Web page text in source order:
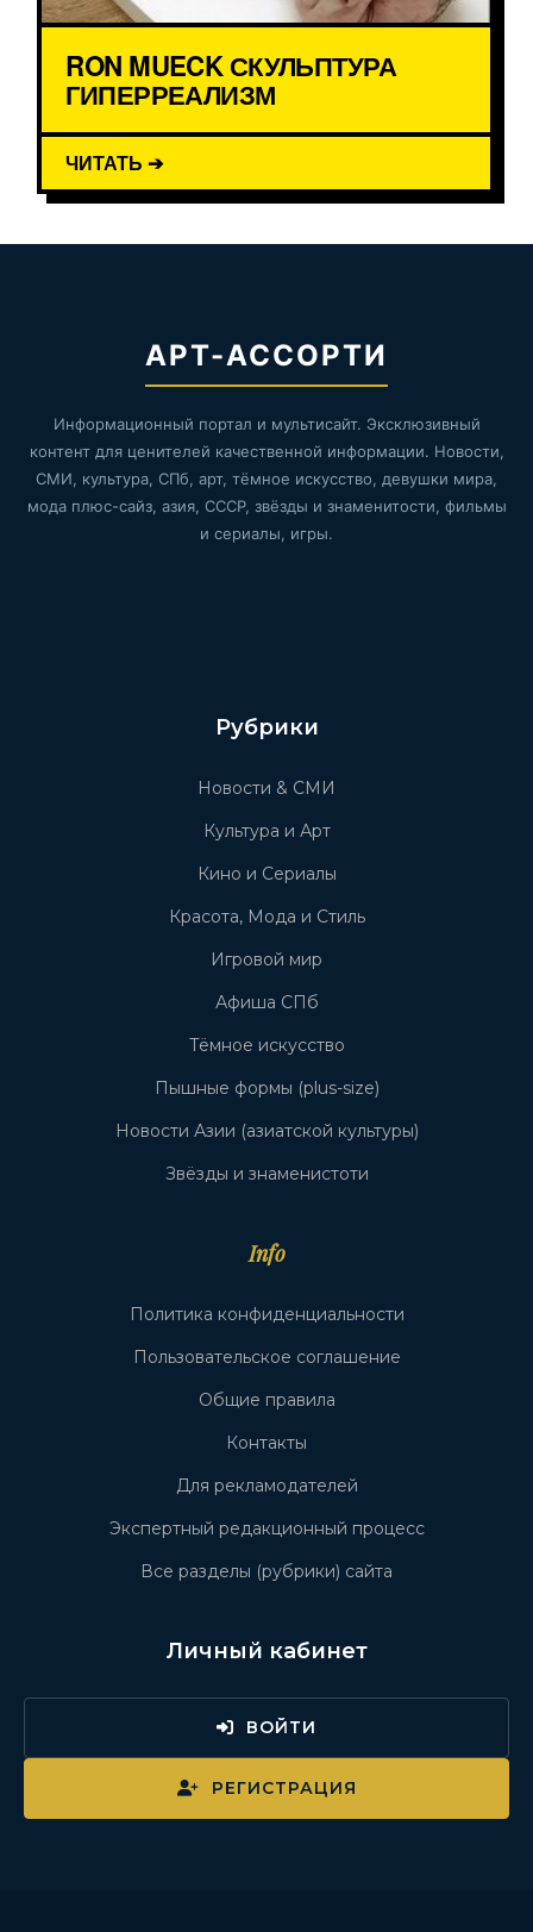
RON MUECK СКУЛЬПТУРА
ГИПЕРРЕАЛИЗМ
ЧИТАТЬ ➔
АРТ-АССОРТИ
Информационный портал и мультисайт. Эксклюзивный
контент для ценителей качественной информации. Новости,
СМИ, культура, СПб, арт, тёмное искусство, девушки мира,
мода плюс-сайз, азия, СССР, звёзды и знаменитости, фильмы
и сериалы, игры.
Рубрики
Новости & СМИ
Культура и Арт
Кино и Сериалы
Красота, Мода и Стиль
Игровой мир
Афиша СПб
Тёмное искусство
Пышные формы (plus-size)
Новости Азии (азиатской культуры)
Звёзды и знаменистоти
Info
Политика конфиденциальности
Пользовательское соглашение
Общие правила
Контакты
Для рекламодателей
Экспертный редакционный процесс
Все разделы (рубрики) сайта
Личный кабинет
ВОЙТИ
РЕГИСТРАЦИЯ